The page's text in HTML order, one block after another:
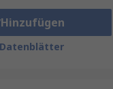
Hinzufügen
Datenblätter